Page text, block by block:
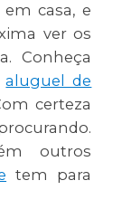
casa, e
ver os
Conheça
aluguel de
certeza
outros
tem para